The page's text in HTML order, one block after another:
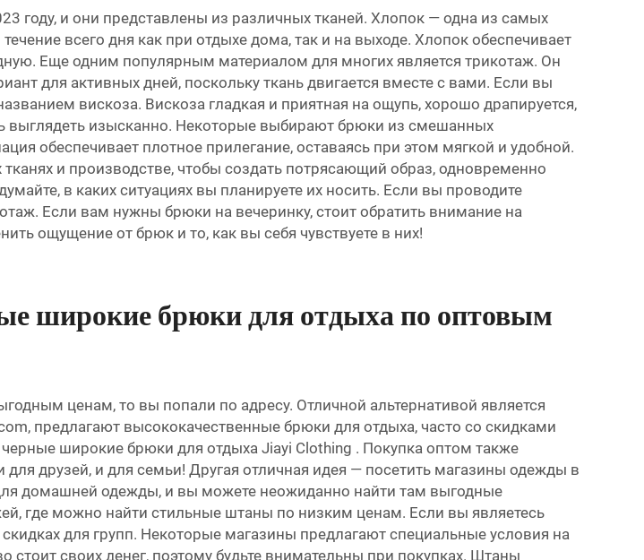
году, и они представлены из различных тканей. Хлопок — одна из самых
всего дня как при отдыхе дома, так и на выходе. Хлопок обеспечивает
Еще одним популярным материалом для многих является трикотаж. Он
для активных дней, поскольку ткань двигается вместе с вами. Если вы
вискоза. Вискоза гладкая и приятная на ощупь, хорошо драпируется,
выглядеть изысканно. Некоторые выбирают брюки из смешанных
обеспечивает плотное прилегание, оставаясь при этом мягкой и удобной.
и производстве, чтобы создать потрясающий образ, одновременно
в каких ситуациях вы планируете их носить. Если вы проводите
Если вам нужны брюки на вечеринку, стоит обратить внимание на
ощущение от брюк и то, как вы себя чувствуете в них!
широкие брюки для отдыха по оптовым
ценам, то вы попали по адресу. Отличной альтернативой является
предлагают высококачественные брюки для отдыха, часто со скидками
широкие брюки для отдыха Jiayi Clothing . Покупка оптом также
друзей, и для семьи! Другая отличная идея — посетить магазины одежды в
домашней одежды, и вы можете неожиданно найти там выгодные
где можно найти стильные штаны по низким ценам. Если вы являетесь
для групп. Некоторые магазины предлагают специальные условия на
своих денег, поэтому будьте внимательны при покупках. Штаны